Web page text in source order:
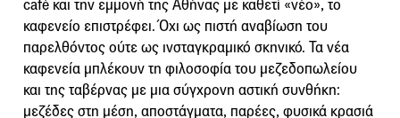
café και την εμμονή της Αθήνας με καθετί «νέο», το
καφενείο επιστρέφει. Όχι ως πιστή αναβίωση του
παρελθόντος ούτε ως ινσταγκραμικό σκηνικό. Τα νέα
καφενεία μπλέκουν τη φιλοσοφία του μεζεδοπωλείου
και της ταβέρνας με μια σύγχρονη αστική συνθήκη:
μεζέδες στη μέση, αποστάγματα, παρέες, φυσικά κρασιά